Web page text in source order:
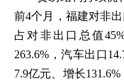
前4个月，福建对非出
占对非出口总值
263.6%，汽车出口
7.9亿元、增长